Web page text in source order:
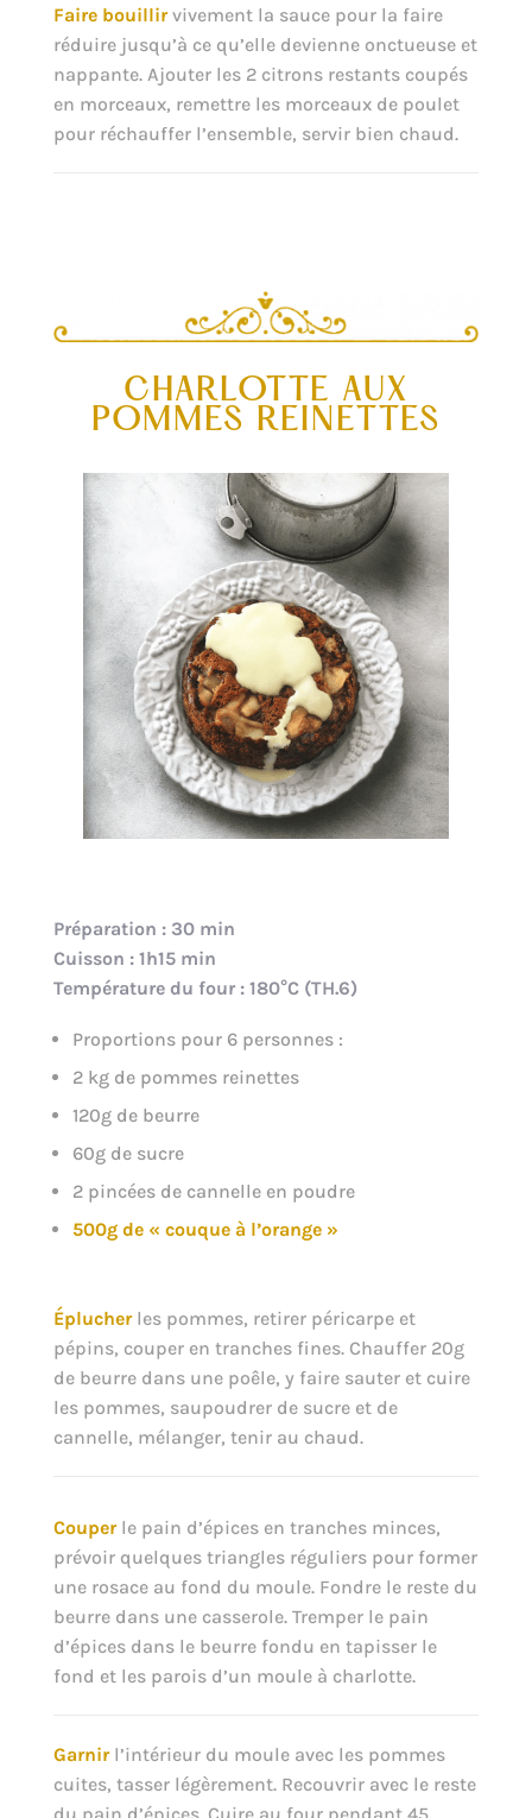
Faire bouillir vivement la sauce pour la faire
réduire jusqu’à ce qu’elle devienne onctueuse et
nappante. Ajouter les 2 citrons restants coupés
en morceaux, remettre les morceaux de poulet
pour réchauffer l’ensemble, servir bien chaud.
CHARLOTTE AUX
POMMES REINETTES
Préparation : 30 min
Cuisson : 1h15 min
Température du four : 180°C (TH.6)
Proportions pour 6 personnes :
2 kg de pommes reinettes
120g de beurre
60g de sucre
2 pincées de cannelle en poudre
500g de « couque à l’orange »
Éplucherles pommes, retirer péricarpe et
pépins, couper en tranches fines. Chauffer 20g
de beurre dans une poêle, y faire sauter et cuire
les pommes, saupoudrer de sucre et de
cannelle, mélanger, tenir au chaud.
Couperle pain d’épices en tranches minces,
prévoir quelques triangles réguliers pour former
une rosace au fond du moule. Fondre le reste du
beurre dans une casserole. Tremper le pain
d’épices dans le beurre fondu en tapisser le
fond et les parois d’un moule à charlotte.
Garnirl’intérieur du moule avec les pommes
cuites, tasser légèrement. Recouvrir avec le reste